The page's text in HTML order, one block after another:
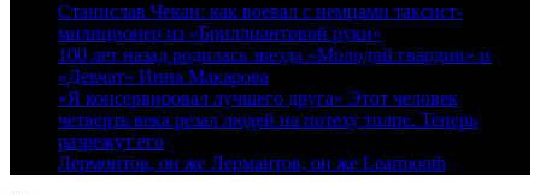
Станислав Чекан: как воевал с немцами таксист-
милиционер из «Бриллиантовой руки»
100 лет назад родилась звезда «Молодой гвардии» и
«Девчат» Инна Макарова
«Я консервировал лучшего друга» Этот человек
четверть века резал людей на потеху толпе. Теперь
разрежут его
Лермонтов, он же Лермантов, он же Learmonth